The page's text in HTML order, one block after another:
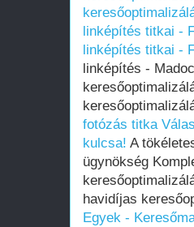
linképítés titkai -
linképítés titkai -
linképítés -
fotózás titka
kulcsa! A
ügynökség
havidíjas
Egyek -